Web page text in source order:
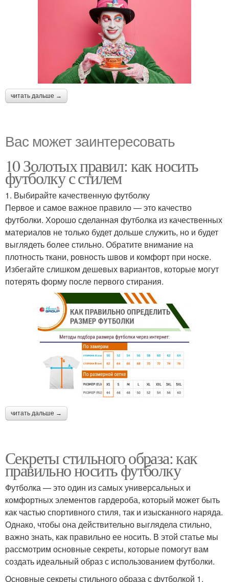
читать дальше →
Вас может заинтересовать
10 Золотых правил: как носить
футболку с стилем
1. Выбирайте качественную футболку
Первое и самое важное правило — это качество
футболки. Хорошо сделанная футболка из качественных
материалов не только будет дольше служить, но и будет
выглядеть более стильно. Обратите внимание на
плотность ткани, ровность швов и комфорт при носке.
Избегайте слишком дешевых вариантов, которые могут
потерять форму после первого стирания.
читать дальше →
Секреты стильного образа: как
правильно носить футболку
Футболка — это один из самых универсальных и
комфортных элементов гардероба, который может быть
как частью спортивного стиля, так и изысканного наряда.
Однако, чтобы она действительно выглядела стильно,
важно знать, как правильно ее носить. В этой статье мы
рассмотрим основные секреты, которые помогут вам
создать идеальный образ с использованием футболки.
Основные секреты стильного образа с футболкой 1.